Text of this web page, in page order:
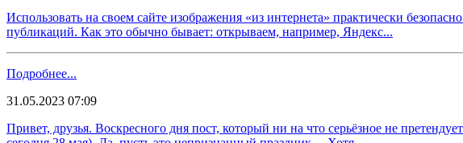
​​Использовать на своем сайте изображения «из интернета» практически
публикаций. Как это обычно бывает: открываем, например, Яндекс...
Подробнее...
31.05.2023 07:09
​​Привет, друзья. Воскресного дня пост, который ни на что серьёзное не